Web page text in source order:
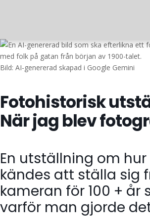
Bild: AI-genererad skapad i Google Gemini
Fotohistorisk
När jag blev
En utställning om
kändes att ställa sig
kameran för 100 + år
varför man gjorde